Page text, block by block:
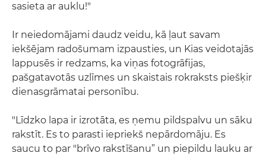
sasieta ar auklu!"
Ir neiedomājami daudz veidu, kā ļaut savam
iekšējam radošumam izpausties, un Kias veidotajās
lappusēs ir redzams, ka viņas fotogrāfijas,
pašgatavotās uzlīmes un skaistais rokraksts piešķir
dienasgrāmatai personību.
"Līdzko lapa ir izrotāta, es ņemu pildspalvu un sāku
rakstīt. Es to parasti iepriekš nepārdomāju. Es
saucu to par "brīvo rakstīšanu” un piepildu lauku ar